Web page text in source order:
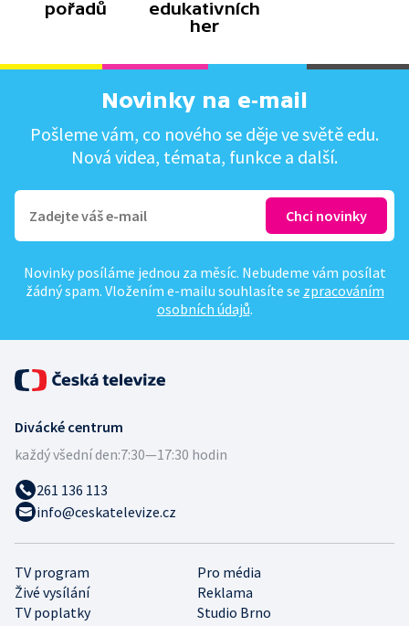
pořadů
edukativních
her
Novinky na e-mail
Pošleme vám, co nového se děje ve světě edu.
Nová videa, témata, funkce a další.
Novinky posíláme jednou za měsíc. Nebudeme vám posílat
žádný spam. Vložením e-mailu souhlasíte se zpracováním
osobních údajů.